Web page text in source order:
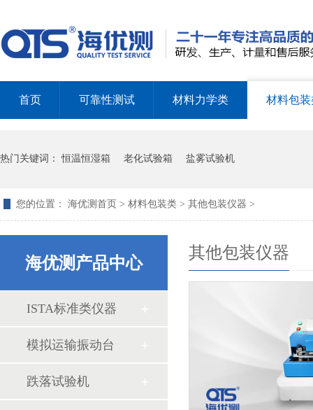
首页 可靠性测试 材料力学类 材料包装
热门关键词：恒温恒湿箱 老化试验箱 盐雾试验机
您的位置： 海优测首页 > 材料包装类 > 其他包装仪器 >
其他包装仪器
海优测产品中心
ISTA标准类仪器
模拟运输振动台
跌落试验机